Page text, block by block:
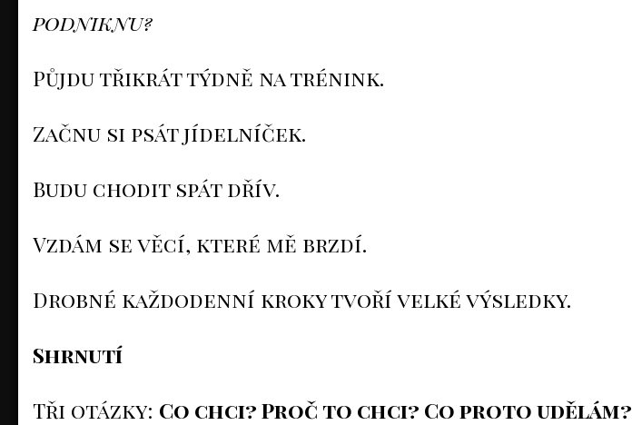
podniknu?
Půjdu třikrát týdně na trénink.
Začnu si psát jídelníček.
Budu chodit spát dřív.
Vzdám se věcí, které mě brzdí.
Drobné každodenní kroky tvoří velké výsledky.
Shrnutí
Tři otázky: Co chci? Proč to chci? Co proto udělám?